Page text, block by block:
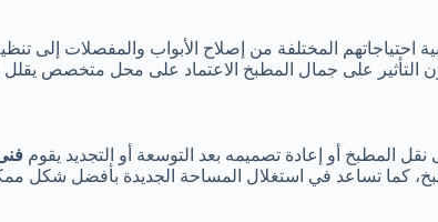
احتياجاتهم المختلفة من إصلاح الأبواب والمفصلات إلى
التأثير على جمال المطبخ الاعتماد على محل متخصص
المطبخ أو إعادة تصميمه بعد التوسعة أو التجديد يقوم
كما تساعد في استغلال المساحة الجديدة بأفضل شكل